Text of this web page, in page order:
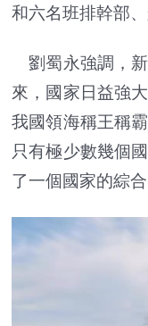
和六名班排幹部
劉蜀永強調，
來，國家日益強
我國領海稱王稱
只有極少數幾個
了一個國家的綜